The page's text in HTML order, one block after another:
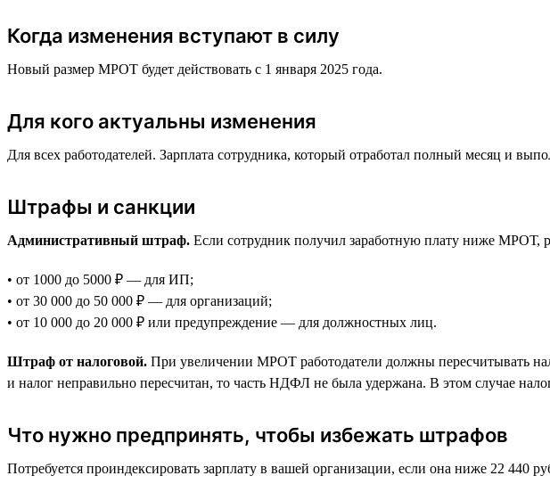
Когда изменения вступают в силу
Новый размер МРОТ будет действовать с 1 января 2025 года.
Для кого актуальны изменения
Для всех работодателей. Зарплата сотрудника, который отработал полный месяц и
Штрафы и санкции
Административный штраф. Если сотрудник получил заработную плату ниже МРОТ,
• от 1000 до 5000 ₽ — для ИП;
• от 30 000 до 50 000 ₽ — для организаций;
• от 10 000 до 20 000 ₽ или предупреждение — для должностных лиц.
Штраф от налоговой. При увеличении МРОТ работодатели должны пересчитывать
и налог неправильно пересчитан, то часть НДФЛ не была удержана. В этом случае
Что нужно предпринять, чтобы избежать штрафов
Потребуется проиндексировать зарплату в вашей организации, если она ниже 22 440